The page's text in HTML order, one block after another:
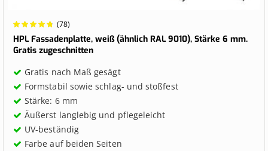
Wertung:
98.3951%
(78)
HPL Fassadenplatte, weiß (ähnlich RAL 9010), Stärke 6 mm.
Gratis zugeschnitten
Gratis nach Maß gesägt
Formstabil sowie schlag- und stoßfest
Stärke: 6 mm
Äußerst langlebig und pflegeleicht
UV-beständig
Farbe auf beiden Seiten